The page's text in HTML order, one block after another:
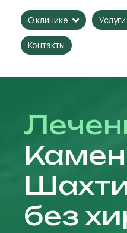
О клинике Услуги
Контакты
без